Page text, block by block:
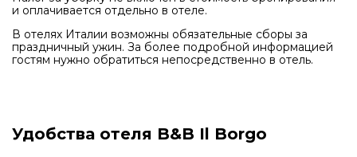
и оплачивается отдельно в отеле.
В отелях Италии возможны обязательные сборы за
праздничный ужин. За более подробной информацией
гостям нужно обратиться непосредственно в отель.
Удобства отеля B&B Il Borgo